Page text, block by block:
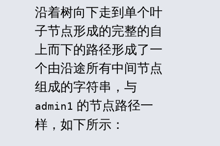
沿着树向下走到单个叶
子节点形成的完整的自
上而下的路径形成了一
个由沿途所有中间节点
组成的字符串，与
admin1 的节点路径一
样，如下所示：